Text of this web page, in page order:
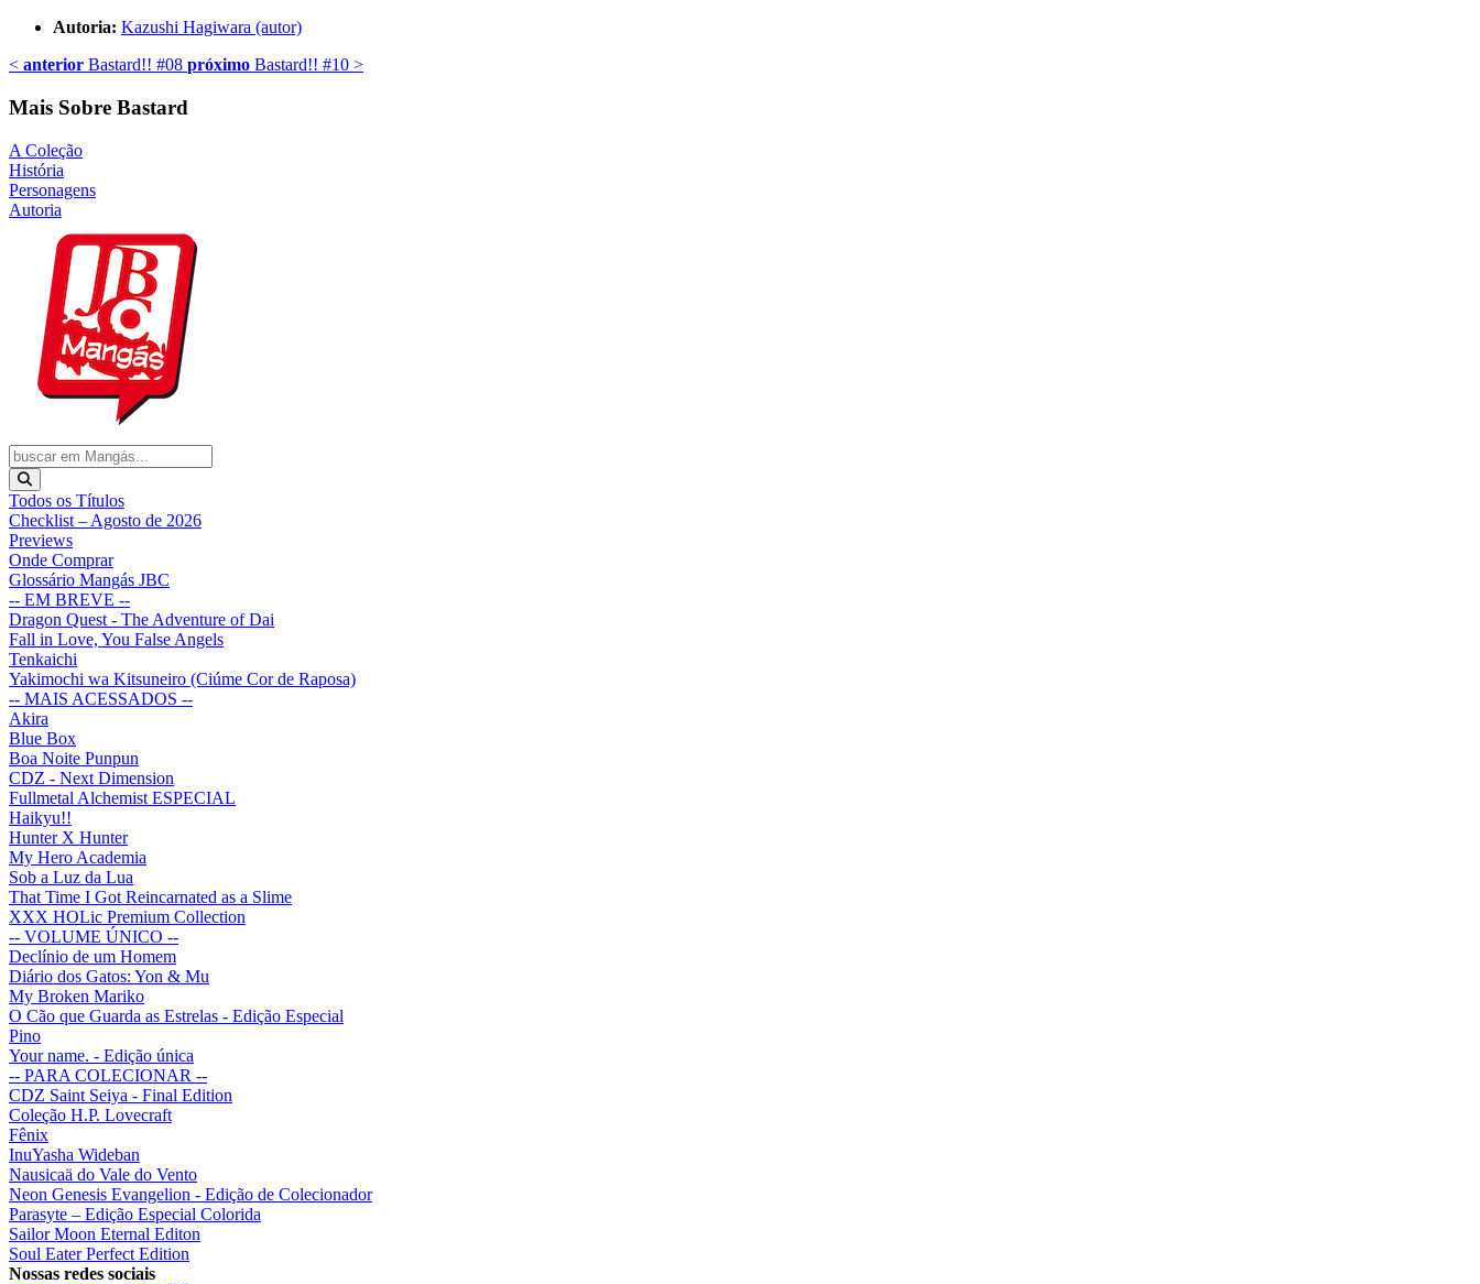
Autoria: Kazushi Hagiwara (autor)
< anterior Bastard!! #08 próximo Bastard!! #10 >
Mais Sobre Bastard
A Coleção
História
Personagens
Autoria
Todos os Títulos
Checklist – Agosto de 2026
Previews
Onde Comprar
Glossário Mangás JBC
-- EM BREVE --
Dragon Quest - The Adventure of Dai
Fall in Love, You False Angels
Tenkaichi
Yakimochi wa Kitsuneiro (Ciúme Cor de Raposa)
-- MAIS ACESSADOS --
Akira
Blue Box
Boa Noite Punpun
CDZ - Next Dimension
Fullmetal Alchemist ESPECIAL
Haikyu!!
Hunter X Hunter
My Hero Academia
Sob a Luz da Lua
That Time I Got Reincarnated as a Slime
XXX HOLic Premium Collection
-- VOLUME ÚNICO --
Declínio de um Homem
Diário dos Gatos: Yon & Mu
My Broken Mariko
O Cão que Guarda as Estrelas - Edição Especial
Pino
Your name. - Edição única
-- PARA COLECIONAR --
CDZ Saint Seiya - Final Edition
Coleção H.P. Lovecraft
Fênix
InuYasha Wideban
Nausicaä do Vale do Vento
Neon Genesis Evangelion - Edição de Colecionador
Parasyte – Edição Especial Colorida
Sailor Moon Eternal Editon
Soul Eater Perfect Edition
Nossas redes sociais